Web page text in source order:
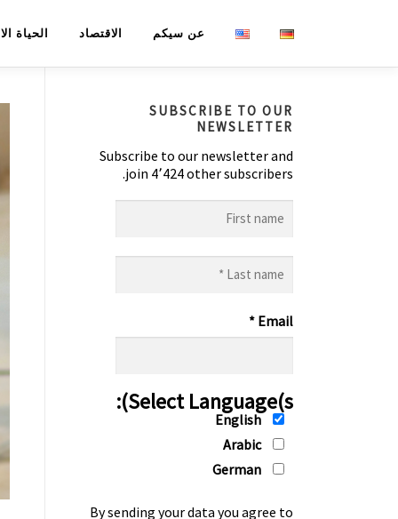
المحتوى
الحياة الاقتصاد عن سيكم
SUBSCRIBE TO OUR
NEWSLETTER
Subscribe to our newsletter and
join 4٬424 other subscribers.
name
name
Email
*
Select Language(s):
Arabic
By sending your data you agree to